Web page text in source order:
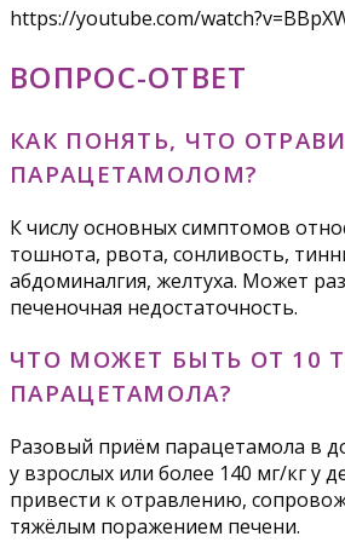
https://youtube.com/
ВОПРОС-ОТВЕТ
КАК ПОНЯТЬ, ЧТО
ПАРАЦЕТАМОЛОМ?
К числу основных симптомов
тошнота, рвота, сонливость,
абдоминалгия, желтуха. Может
печеночная недостаточность.
ЧТО МОЖЕТ БЫТЬ ОТ 10
ПАРАЦЕТАМОЛА?
Разовый приём парацетамола в
у взрослых или более 140 мг/кг у
привести к отравлению,
тяжёлым поражением печени.